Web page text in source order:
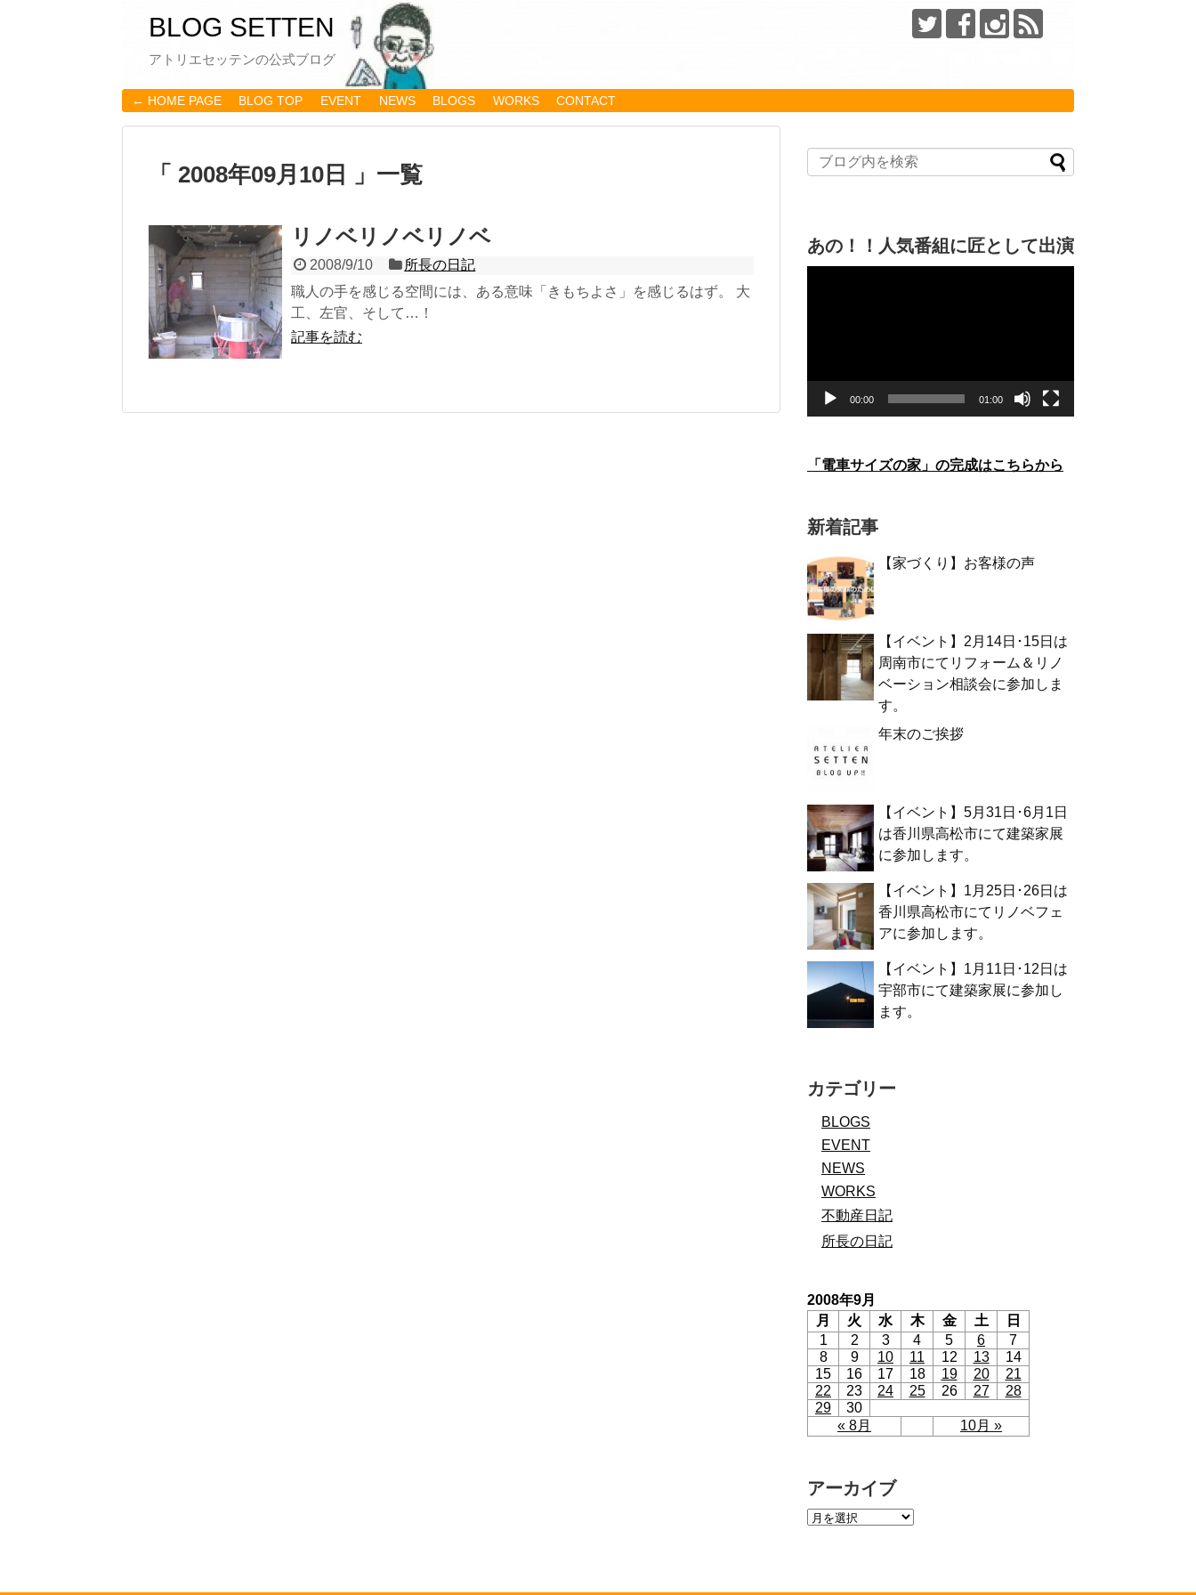
BLOG SETTEN
アトリエセッテンの公式ブログ
← HOME PAGE BLOG TOP EVENT NEWS BLOGS WORKS CONTACT
「 2008年09月10日 」一覧
リノベリノベリノベ
2008/9/10
所長の日記
職人の手を感じる空間には、ある意味「きもちよさ」を感じるはず。 大
工、左官、そして…！
記事を読む
あの！！人気番組に匠として出演
ー
00:00 01:00
「電車サイズの家」の完成はこちらから
新着記事
【家づくり】お客様の声
【イベント】2月14日･15日は
周南市にてリフォーム＆リノ
ベーション相談会に参加しま
す。
年末のご挨拶
【イベント】5月31日･6月1日
は香川県高松市にて建築家展
に参加します。
【イベント】1月25日･26日は
香川県高松市にてリノベフェ
アに参加します。
【イベント】1月11日･12日は
宇部市にて建築家展に参加し
ます。
カテゴリー
BLOGS
EVENT
NEWS
WORKS
不動産日記
所長の日記
2008年9月
月
火 水 木 金 土 日
« 8月 10月 »
1 2 3 4 5 6
7
8
9 10 11 12 13
14
15
16 17 18 19 20
21
22
23 24 25 26 27
28
29
30
アーカイブ